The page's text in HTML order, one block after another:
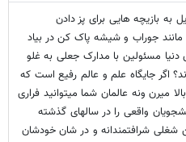
به بازیچه هایی برای پز دادن
مانند جوراب و شیشه پاک کن در بیاد
مسئولین با مدارک جعلی به غلو
اگر جایگاه علم و عالم رفیع است که
میرن ونه عالمان شما میتوانید فراری
واقعی را در سالهای گذشته
شغلی شرافتمندانه و در شان خودشان